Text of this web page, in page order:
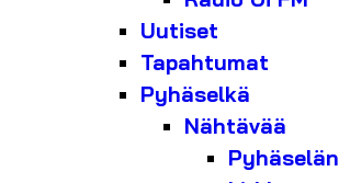
Uutiset
Tapahtumat
Pyhäselkä
Nähtävää
Pyhäselän